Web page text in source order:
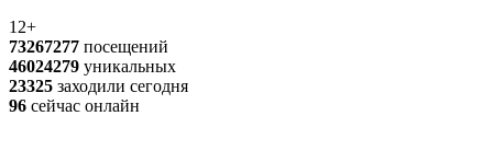
12+
73267277 посещений
46024279 уникальных
23325 заходили сегодня
96 сейчас онлайн